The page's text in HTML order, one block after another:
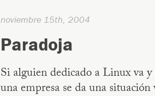
noviembre 15th, 2004
Paradoja
Si alguien dedicado a Linux va
una empresa se da una